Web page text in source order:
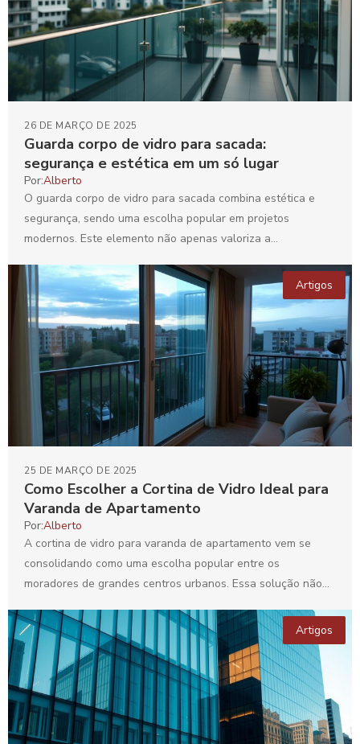
Guarda corpo de vidro para sacada:
segurança e estética em um só lugar
26 DE MARÇO DE 2025
Por:Alberto
O guarda corpo de vidro para sacada combina estética e
segurança, sendo uma escolha popular em projetos
modernos. Este elemento não apenas valoriza a
Artigos
Como Escolher a Cortina de Vidro Ideal para
Varanda de Apartamento
25 DE MARÇO DE 2025
Por:Alberto
A cortina de vidro para varanda de apartamento vem se
consolidando como uma escolha popular entre os
moradores de grandes centros urbanos. Essa solução não...
Artigos